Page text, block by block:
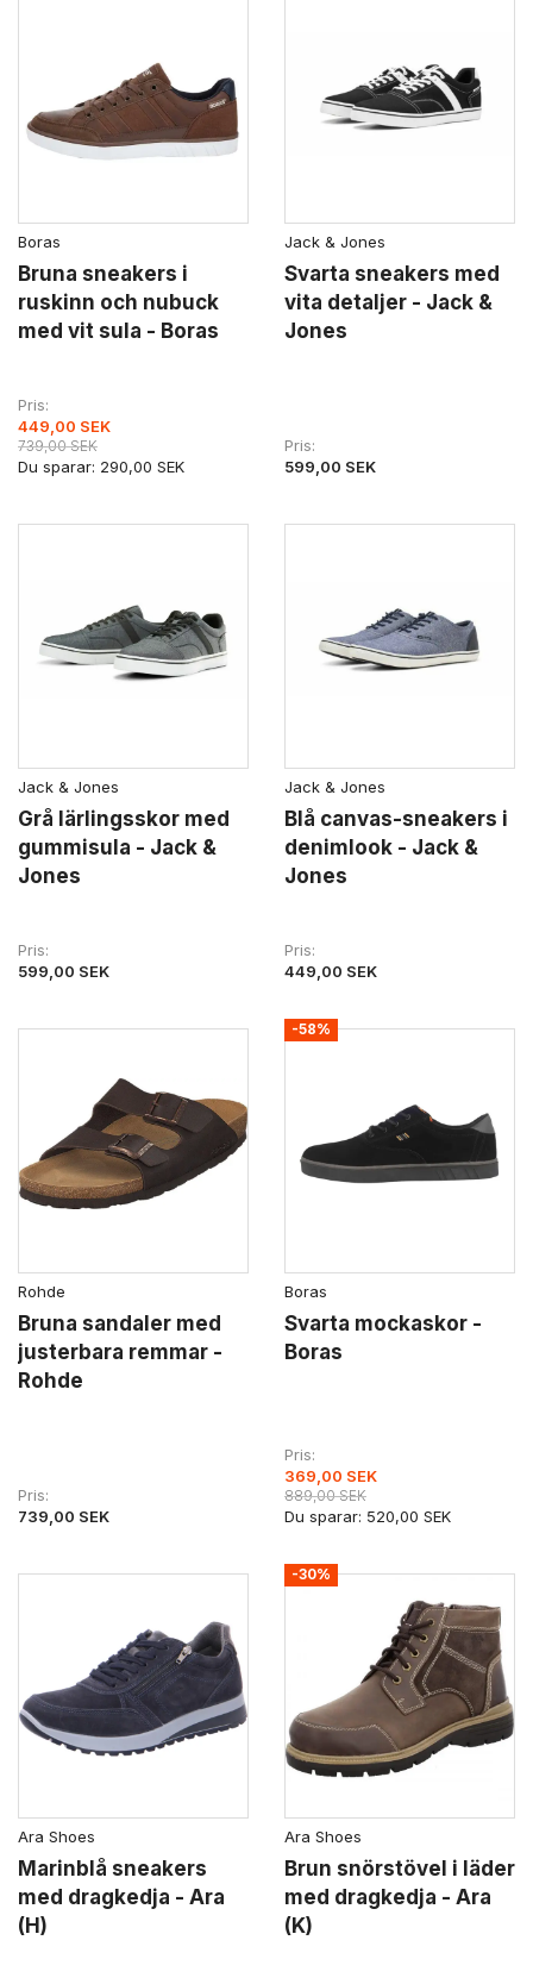
Boras
Bruna sneakers i
ruskinn och nubuck
med vit sula - Boras
Pris
449,00 SEK
739,00 SEK
Du sparar: 290,00 SEK
Jack & Jones
Svarta sneakers med
vita detaljer - Jack &
Jones
Pris
599,00 SEK
Jack & Jones
Grå lärlingsskor med
gummisula - Jack &
Jones
Pris
599,00 SEK
Jack & Jones
Blå canvas-sneakers i
denimlook - Jack &
Jones
Pris
449,00 SEK
Rohde
Bruna sandaler med
justerbara remmar -
Rohde
Pris
739,00 SEK
-58%
Boras
Svarta mockaskor -
Boras
Pris
369,00 SEK
889,00 SEK
Du sparar: 520,00 SEK
Ara Shoes
Marinblå sneakers
med dragkedja - Ara
(H)
-30%
Ara Shoes
Brun snörstövel i läder
med dragkedja - Ara
(K)